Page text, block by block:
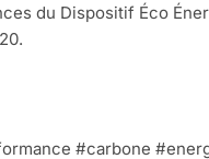
du Dispositif Éco
#carbone